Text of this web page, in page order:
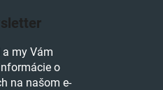
my Vám
o
na našom e-